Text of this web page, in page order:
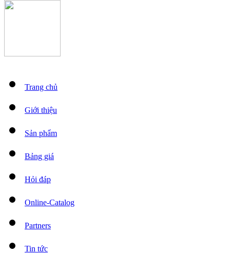
Trang chủ
Giới thiệu
Sản phẩm
Bảng giá
Hỏi đáp
Online-Catalog
Partners
Tin tức